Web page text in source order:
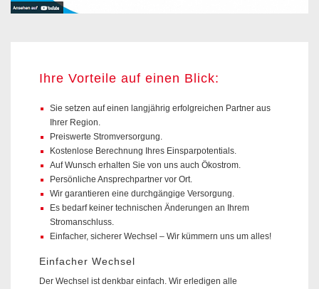
Ihre Vorteile auf einen Blick:
Sie setzen auf einen langjährig erfolgreichen Partner aus
Ihrer Region.
Preiswerte Stromversorgung.
Kostenlose Berechnung Ihres Einsparpotentials.
Auf Wunsch erhalten Sie von uns auch Ökostrom.
Persönliche Ansprechpartner vor Ort.
Wir garantieren eine durchgängige Versorgung.
Es bedarf keiner technischen Änderungen an Ihrem
Stromanschluss.
Einfacher, sicherer Wechsel – Wir kümmern uns um alles!
Einfacher Wechsel
Der Wechsel ist denkbar einfach. Wir erledigen alle